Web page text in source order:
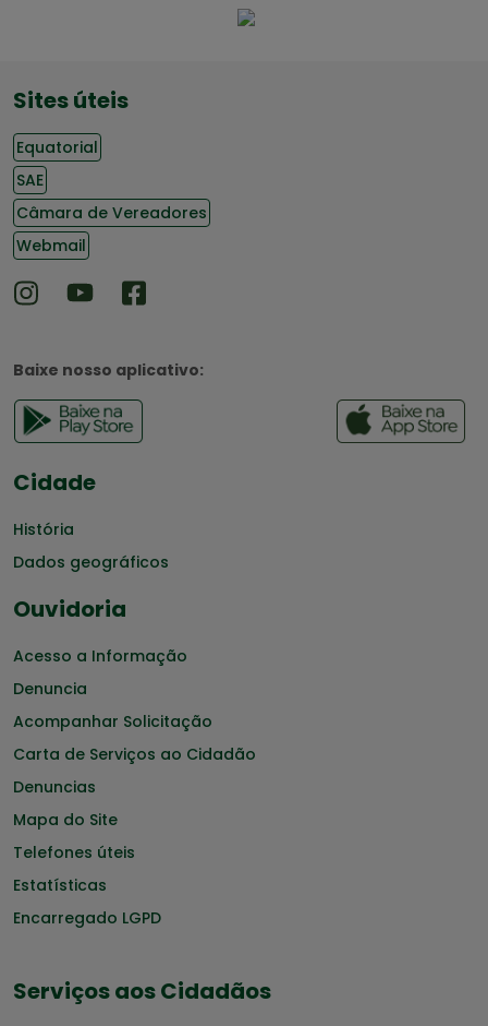
Sites úteis
Equatorial
SAE
Câmara de Vereadores
Webmail
Baixe nosso aplicativo:
Cidade
História
Dados geográficos
Ouvidoria
Acesso a Informação
Denuncia
Acompanhar Solicitação
Carta de Serviços ao Cidadão
Denuncias
Mapa do Site
Telefones úteis
Estatísticas
Encarregado LGPD
Serviços aos Cidadãos